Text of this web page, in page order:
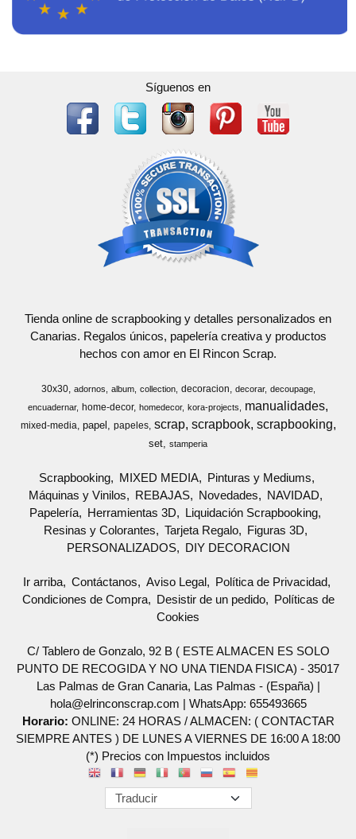
Síguenos en
Tienda online de scrapbooking y detalles personalizados en
Canarias. Regalos únicos, papelería creativa y productos
hechos con amor en El Rincon Scrap.
30x30 adornos album collection decoracion decorar
decoupage
encuadernar
home-decor homedecor kora-projects manualidades
mixed-media papel papeles scrap scrapbook scrapbooking
set stamperia
Scrapbooking MIXED MEDIA
Pinturas y Mediums
Máquinas y Vinilos
REBAJAS Novedades
NAVIDAD
Papelería
Herramientas 3D
Liquidación Scrapbooking
Resinas y Colorantes
Tarjeta Regalo
Figuras 3D
PERSONALIZADOS
DIY DECORACION
Ir arriba Contáctanos Aviso Legal
Política de Privacidad
Condiciones de Compra
Desistir de un pedido
Políticas de
Cookies
C/ Tablero de Gonzalo, 92 B ( ESTE ALMACEN ES SOLO
PUNTO DE RECOGIDA Y NO UNA TIENDA FISICA) - 35017
Las Palmas de Gran Canaria, Las Palmas - (España) |
hola@elrinconscrap.com | WhatsApp: 655493665
Horario: ONLINE: 24 HORAS / ALMACEN: ( CONTACTAR
SIEMPRE ANTES ) DE LUNES A VIERNES DE 16:00 A 18:00
(*) Precios con Impuestos incluidos